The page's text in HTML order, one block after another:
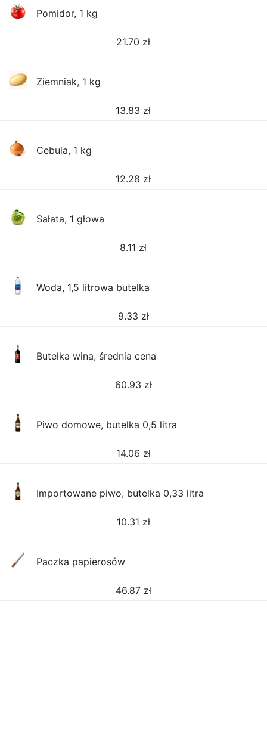
Pomidor, 1 kg
21.70 zł
Ziemniak, 1 kg
13.83 zł
Cebula, 1 kg
12.28 zł
Sałata, 1 głowa
8.11 zł
Woda, 1,5 litrowa butelka
9.33 zł
Butelka wina, średnia cena
60.93 zł
Piwo domowe, butelka 0,5 litra
14.06 zł
Importowane piwo, butelka 0,33 litra
10.31 zł
Paczka papierosów
46.87 zł